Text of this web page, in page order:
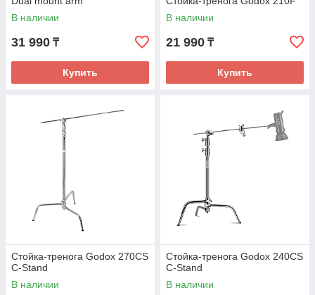
В наличии
31 990 ₸
Купить
В наличии
21 990 ₸
Купить
Стойка-тренога Godox 270CS
C-Stand
В наличии
Стойка-тренога Godox 240CS
C-Stand
В наличии